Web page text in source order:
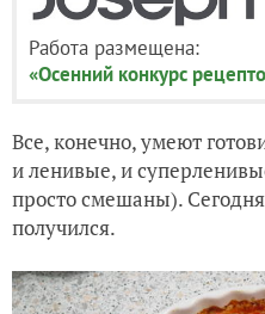
Работа размещена:
«Осенний конкурс
Все, конечно, умеют
и ленивые, и
просто смешаны).
получился.